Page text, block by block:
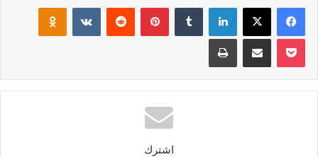
فيسبوك ‫X لينكدإن بينتيريست
‫Pocket مشاركة عبر البريد طباعة
اشترك